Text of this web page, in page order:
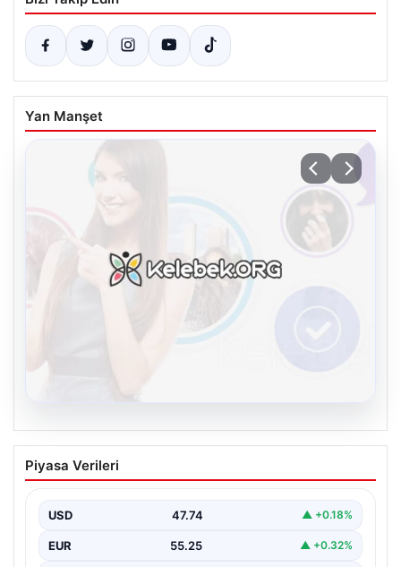
Yan Manşet
Kelebek sohbet platformu İle Dijital
İletişimin Güvenli Adresi Ve Chat
İnternet çağında insanların güvenli bir biçimde bağlantı
Piyasa Verileri
USD 47.74 ▲ +0.18%
EUR 55.25 ▲ +0.32%